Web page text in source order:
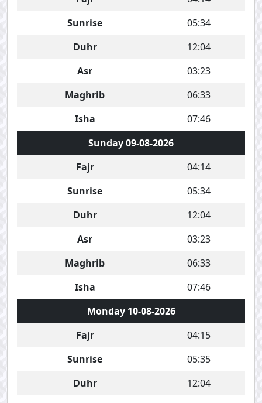
Sunrise
05:34
Duhr
12:04
Asr
03:23
Maghrib
06:33
Isha
07:46
Sunday 09-08-2026
Fajr
04:14
Sunrise
05:34
Duhr
12:04
Asr
03:23
Maghrib
06:33
Isha
07:46
Monday 10-08-2026
Fajr
04:15
Sunrise
05:35
Duhr
12:04